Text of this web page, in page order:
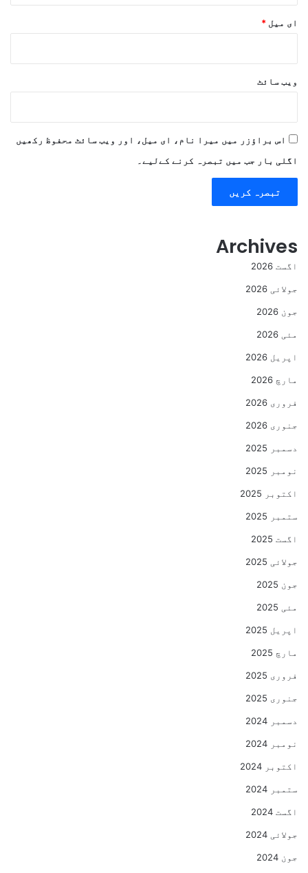
ای میل *
ویب‌ سائٹ
اس براؤزر میں میرا نام، ای میل، اور ویب سائٹ محفوظ رکھیں
اگلی بار جب میں تبصرہ کرنے کےلیے۔
Archives
اگست 2026
جولائی 2026
جون 2026
مئی 2026
اپریل 2026
مارچ 2026
فروری 2026
جنوری 2026
دسمبر 2025
نومبر 2025
اکتوبر 2025
ستمبر 2025
اگست 2025
جولائی 2025
جون 2025
مئی 2025
اپریل 2025
مارچ 2025
فروری 2025
جنوری 2025
دسمبر 2024
نومبر 2024
اکتوبر 2024
ستمبر 2024
اگست 2024
جولائی 2024
جون 2024